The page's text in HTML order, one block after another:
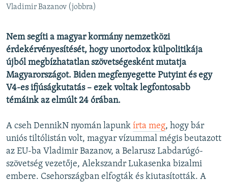
Valamennyi RFE/RL weboldal
Vladimir Bazanov (jobbra)
Nem segíti a magyar kormány nemzetközi
érdekérvényesítését, hogy unortodox külpolitikája
újból megbízhatatlan szövetségesként mutatja
Magyarországot. Biden megfenyegette Putyint és egy
V4-es ifjúságkutatás – ezek voltak legfontosabb
témáink az elmúlt 24 órában.
A cseh DennikN nyomán lapunk írta meg, hogy bár
uniós tiltólistán volt, magyar vízummal mégis beutazott
az EU-ba Vladimir Bazanov, a Belarusz Labdarúgó-
szövetség vezetője, Alekszandr Lukasenka bizalmi
embere. Csehországban elfogták és kiutasították. A